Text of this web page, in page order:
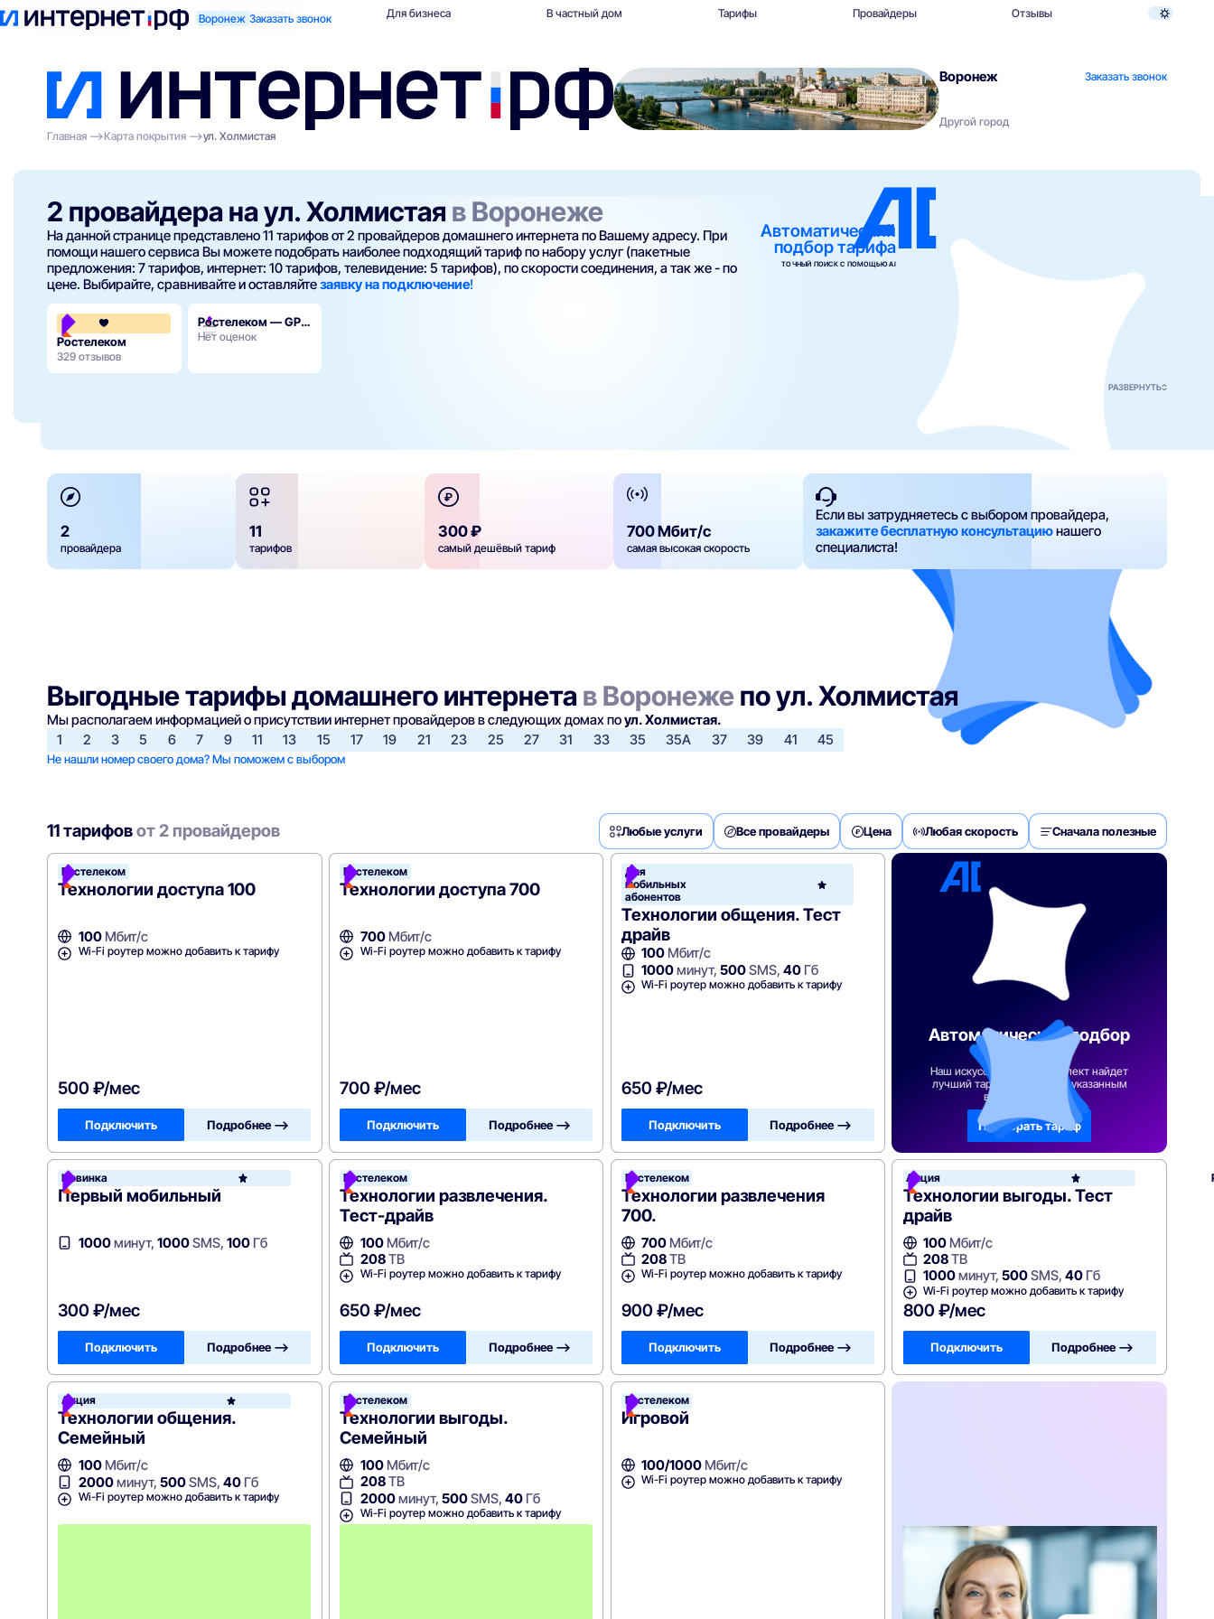
Воронеж Заказать звонок
Поиск по адресу Для квартиры Для бизнеса В частный дом Тарифы Провайдеры Отзывы
Воронеж Заказать звонок
Другой город
Главная
Карта покрытия ул. Холмистая
2 провайдера на ул. Холмистая в Воронеже
На данной странице представлено 11 тарифов от 2 провайдеров домашнего интернета по Вашему адресу. При
помощи нашего сервиса Вы можете подобрать наиболее подходящий тариф по набору услуг (пакетные
предложения: 7 тарифов, интернет: 10 тарифов, телевидение: 5 тарифов), по скорости соединения, а так же - по
цене. Выбирайте, сравнивайте и оставляйтезаявку на подключение!
Автоматический
подбор тарифа
ТОЧНЫЙ ПОИСК С ПОМОЩЬЮ AI
3.8
Ростелеком
329 отзывов
Ростелеком — GPON
Нет оценок
РАЗВЕРНУТЬ
2
провайдера
11
тарифов
300 ₽
самый дешёвый тариф
700 Мбит/с
самая высокая скорость
Если вы затрудняетесь с выбором провайдера,
закажите бесплатную консультациюнашего
специалиста!
Выгодные тарифы домашнего интернетав Воронежепо ул. Холмистая
Мы располагаем информацией о присутствии интернет провайдеров в следующих домах поул. Холмистая.
1
2 3 5 6 7 9 11 13 15 17 19 21 23 25 27 31 33 35 35А 37 39 41 45
Не нашли номер своего дома? Мы поможем с выбором
11 тарифовот 2 провайдеров Любые услуги Все провайдеры Цена Любая скорость Сначала полезные
Ростелеком
Технологии доступа 100
100Мбит/с
Wi-Fi роутер можно добавить к тарифу
500 ₽/мес
Подключить Подробнее —>
Ростелеком
Технологии доступа 700
700Мбит/с
Wi-Fi роутер можно добавить к тарифу
700 ₽/мес
Подключить Подробнее —>
Для
мобильных
абонентов
Ростелеком
Технологии общения. Тест
драйв
100 Мбит/с
1000минут,500SMS,40 Гб
Wi-Fi роутер можно добавить к тарифу
650 ₽/мес
Подключить Подробнее —>
Автоматический подбор
Наш искусственный интеллект найдет
лучший тарифный план по указанным
вами параметрам
Подобрать тариф
Новинка Ростелеком
Первый мобильный
1000минут, 1000SMS, 100Гб
300 ₽/мес
Подключить Подробнее —>
Ростелеком
Технологии развлечения.
Тест-драйв
100Мбит/с
208ТВ
Wi-Fi роутер можно добавить к тарифу
650 ₽/мес
Подключить Подробнее —>
Ростелеком
Технологии развлечения
700.
700 Мбит/с
208ТВ
Wi-Fi роутер можно добавить к тарифу
900 ₽/мес
Подключить Подробнее —>
Акция
Технологии выгоды. Тест
драйв
100 Мбит/с
208ТВ
1000минут,500SMS,40 Гб
Wi-Fi роутер можно добавить к тарифу
800 ₽/мес
Подключить Подробнее —>
Акция Ростелеком
Технологии общения.
Семейный
100Мбит/с
2000минут, 500SMS, 40Гб
Wi-Fi роутер можно добавить к тарифу
П
Ростелеком
Технологии выгоды.
Семейный
100Мбит/с
208ТВ
2000минут, 500SMS, 40Гб
Wi-Fi роутер можно добавить к тарифу
Ростелеком
Игровой
100/1000 Мбит/с
Wi-Fi роутер можно добавить к тарифу